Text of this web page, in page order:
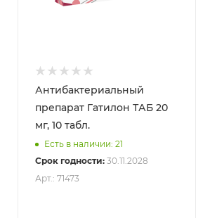
Антибактериальный
препарат Гатилон ТАБ 20
мг, 10 табл.
Есть в наличии: 21
Срок годности: 30.11.2028
Арт.: 71473